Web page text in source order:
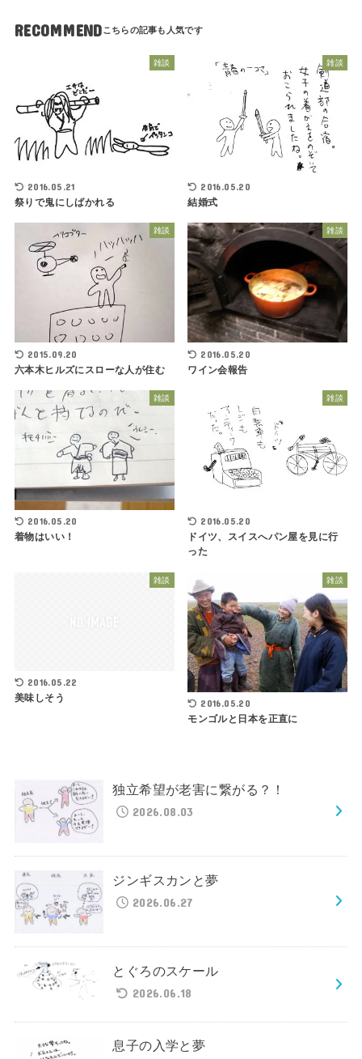
RECOMMEND
雑談
2016.05.21
祭りで鬼にしばかれる
雑談
2016.05.20
結婚式
雑談
2015.09.20
六本木ヒルズにスローな人が住む
雑談
2016.05.20
ワイン会報告
雑談
2016.05.20
着物はいい！
雑談
2016.05.20
ドイツ、スイスへパン屋を見に行
った
雑談
2016.05.22
美味しそう
雑談
2016.05.20
モンゴルと日本を正直に
独立希望が老害に繋がる？！
2026.08.03
ジンギスカンと夢
2026.06.27
とぐろのスケール
2026.06.18
息子の入学と夢